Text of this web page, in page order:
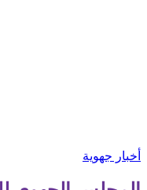
أخبار جهوية